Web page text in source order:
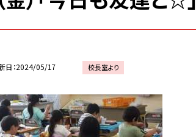
日 2024/05/17 校長室より